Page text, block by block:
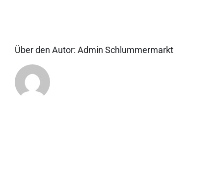
Über den Autor: Admin Schlummermarkt